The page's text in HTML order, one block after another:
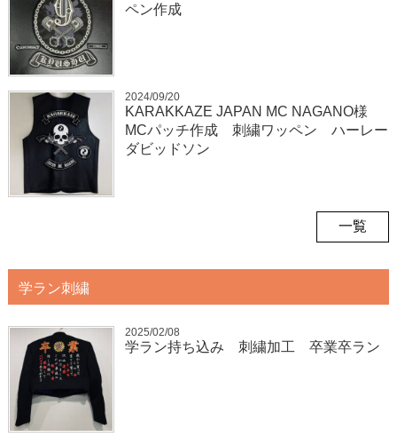
ペン作成
2024/09/20
KARAKKAZE JAPAN MC NAGANO様
MCパッチ作成 刺繍ワッペン ハーレー
ダビッドソン
一覧
学ラン刺繍
2025/02/08
学ラン持ち込み 刺繍加工 卒業卒ラン